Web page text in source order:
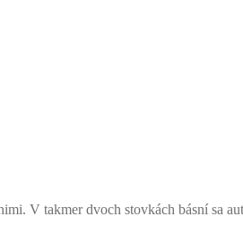
V takmer dvoch stovkách básní sa